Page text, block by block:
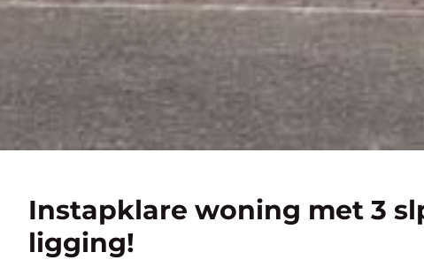
Instapklare woning met 3
ligging!